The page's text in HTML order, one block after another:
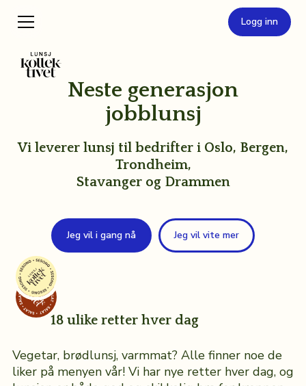
Logg inn
Neste generasjon
jobblunsj
Vi leverer lunsj til bedrifter i Oslo, Bergen,
Trondheim,
Stavanger og Drammen
Jeg vil i gang nå Jeg vil vite mer
18 ulike retter hver dag
Vegetar, brødlunsj, varmmat? Alle finner noe de
liker på menyen vår! Vi har nye retter hver dag, og